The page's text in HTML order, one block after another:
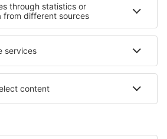
Cazare in Al Fayyum
de Nord
Cazare în Georgia